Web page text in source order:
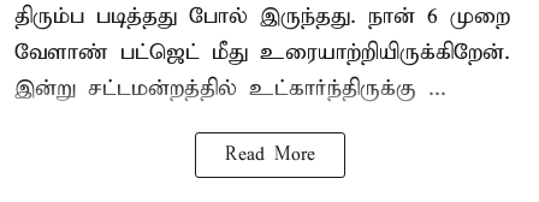
திரும்ப படித்தது போல் இருந்தது. நான் 6 முறை
வேளாண் பட்ஜெட் மீது உரையாற்றியிருக்கிறேன்.
இன்று சட்டமன்றத்தில் உட்கார்ந்திருக்கு ...
Read More